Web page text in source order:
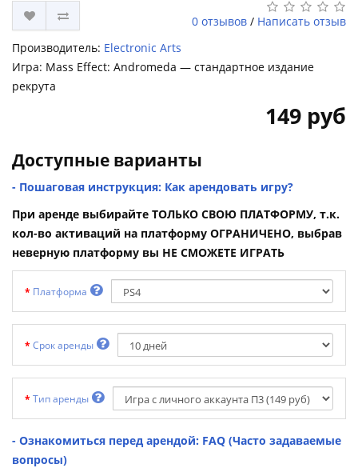
0 отзывов / Написать отзыв
Производитель: Electronic Arts
Игра: Mass Effect: Andromeda — стандартное издание
рекрута
149 руб
Доступные варианты
- Пошаговая инструкция: Как арендовать игру?
При аренде выбирайте ТОЛЬКО СВОЮ ПЛАТФОРМУ, т.к.
кол-во активаций на платформу ОГРАНИЧЕНО, выбрав
неверную платформу вы НЕ СМОЖЕТЕ ИГРАТЬ
Платформа
Срок аренды
Тип аренды
- Ознакомиться перед арендой: FAQ (Часто задаваемые
вопросы)